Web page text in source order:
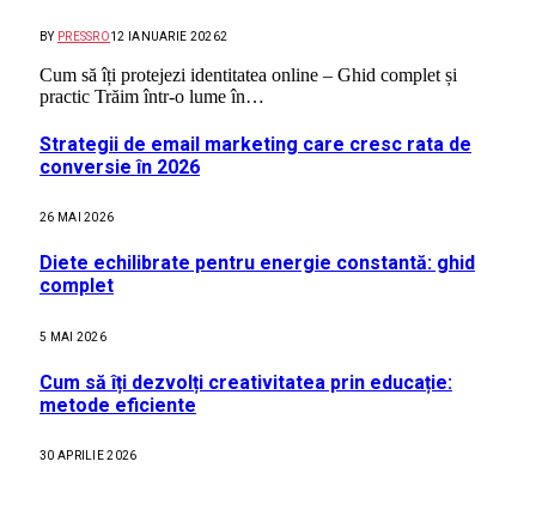
BY PRESSRO12 IANUARIE 20262
Cum să îți protejezi identitatea online – Ghid complet și
practic Trăim într-o lume în…
Strategii de email marketing care cresc rata de
conversie în 2026
26 MAI 2026
Diete echilibrate pentru energie constantă: ghid
complet
5 MAI 2026
Cum să îți dezvolți creativitatea prin educație:
metode eficiente
30 APRILIE 2026